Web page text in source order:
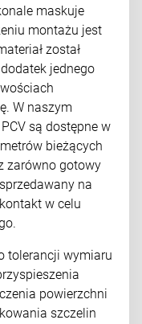
maskuje
montażu jest
został
jednego
W naszym
są dostępne w
bieżących
zarówno gotowy
na
w celu
tolerancji wymiaru
powierzchni
szczelin